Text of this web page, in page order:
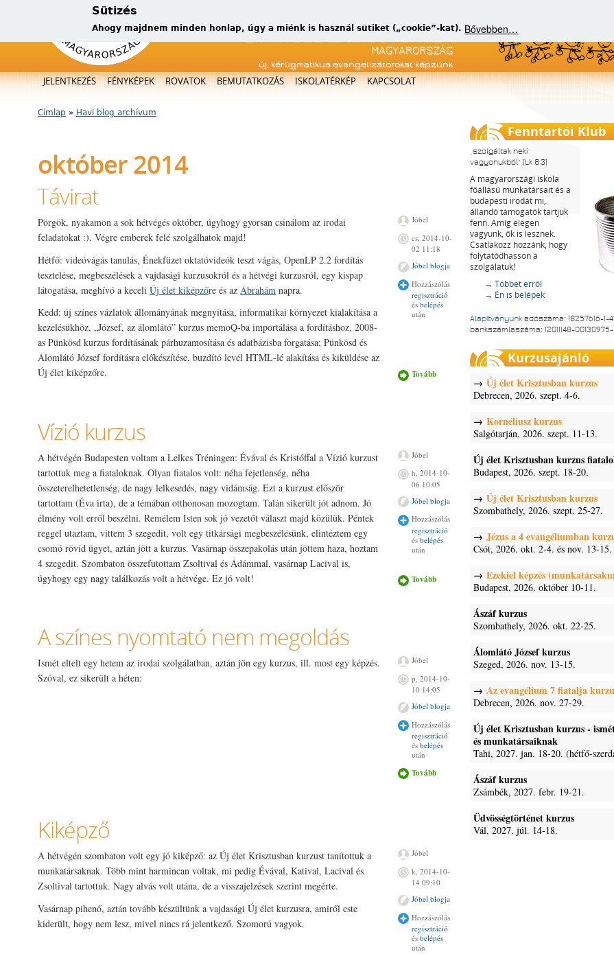
Sütizés
Ahogy majdnem minden honlap, úgy a miénk is használ sütiket („cookie”-kat). Bővebben…
új, kérügmatikus evangelizátorokat képzünk
Főmenü
JELENTKEZÉS FÉNYKÉPEK ROVATOK BEMUTATKOZÁS ISKOLATÉRKÉP KAPCSOLAT
Jelenlegi hely
Címlap » Havi blog archívum
október 2014
Távirat
Pörgök, nyakamon a sok hétvégés október, úgyhogy gyorsan csinálom az irodai
feladatokat :). Végre emberek felé szolgálhatok majd!
Hétfő: videóvágás tanulás, Énekfüzet oktatóvideók teszt vágás, OpenLP 2.2 fordítás
tesztelése, megbeszélések a vajdasági kurzusokról és a hétvégi kurzusról, egy kispap
látogatása, meghívó a keceli Új élet kiképzőre és az Ábrahám napra.
Kedd: új színes vázlatok állományának megnyitása, informatikai környezet kialakítása a
kezelésükhöz, „József, az álomlátó” kurzus memoQ-ba importálása a fordításhoz, 2008-
as Pünkösd kurzus fordításának párhuzamosítása és adatbázisba forgatása; Pünkösd és
Álomlátó József fordításra előkészítése, buzdító levél HTML-lé alakítása és kiküldése az
Új élet kiképzőre.
Jóbel
cs, 2014-10-
02 11:18
Tovább
tartalommal
kapcsolatosan
Jóbel blogja
Hozzászólás
regisztráció
és belépés
után
Vízió kurzus
A hétvégén Budapesten voltam a Lelkes Tréningen: Évával és Kristóffal a Vízió kurzust
tartottuk meg a fiataloknak. Olyan fiatalos volt: néha fejetlenség, néha
összeterelhetetlenség, de nagy lelkesedés, nagy vidámság. Ezt a kurzust először
tartottam (Éva írta), de a témában otthonosan mozogtam. Talán sikerült jót adnom. Jó
élmény volt erről beszélni. Remélem Isten sok jó vezetőt választ majd közülük. Péntek
reggel utaztam, vittem 3 szegedit, volt egy titkársági megbeszélésünk, elintéztem egy
csomó rövid ügyet, aztán jött a kurzus. Vasárnap összepakolás után jöttem haza, hoztam
4 szegedit. Szombaton összefutottam Zsoltival és Ádámmal, vasárnap Lacival is,
úgyhogy egy nagy találkozás volt a hétvége. Ez jó volt!
Jóbel
h, 2014-10-
06 10:05
Tovább Vízió kurzus
tartalommal
Jóbel blogja
Hozzászólás
regisztráció
és belépés
után
A színes nyomtató nem megoldás
Ismét eltelt egy hetem az irodai szolgálatban, aztán jön egy kurzus, ill. most egy képzés.
Szóval, ez sikerült a héten:
Jóbel
p, 2014-10-
10 14:05
Tovább
nem megoldás
kapcsolatosan
Jóbel blogja
Hozzászólás
regisztráció
és belépés
után
Kiképző
A hétvégén szombaton volt egy jó kiképző: az Új élet Krisztusban kurzust tanítottuk a
munkatársaknak. Több mint harmincan voltak, mi pedig Évával, Katival, Lacival és
Zsoltival tartottuk. Nagy alvás volt utána, de a visszajelzések szerint megérte.
Vasárnap pihenő, aztán tovább készültünk a vajdasági Új élet kurzusra, amiről este
kiderült, hogy nem lesz, mivel nincs rá jelentkező. Szomorú vagyok.
Jóbel
k, 2014-10-
14 09:10
Jóbel blogja
Hozzászólás
regisztráció
és belépés
után
Fenntartói Klub
szolgáltak neki
vagyonukból
(Lk 8,3)
A magyarországi iskola
főállású munkatársait és a
budapesti irodát mi,
állandó támogatók tartjuk
fenn. Amíg elegen
vagyunk, ők is lesznek.
Csatlakozz hozzánk, hogy
folytatódhasson a
szolgálatuk!
→ Többet erről
→ Én is belépek
Alapítványunk adószáma: 18257616-1-
bankszámlaszáma: 12011148-
Kurzusajánló
Új élet Krisztusban kurzus
Debrecen, 2026. szept. 4-6.
Kornéliusz kurzus
Salgótarján, 2026. szept. 11-13.
Új élet Krisztusban kurzus
Budapest, 2026. szept. 18-20.
Új élet Krisztusban kurzus
Szombathely, 2026. szept. 25-27.
Jézus a 4 evangéliumban
Csót, 2026. okt. 2-4. és nov. 13-15.
Ezekiel képzés
Budapest, 2026. október 10-11.
Ászáf kurzus
Szombathely, 2026. okt. 22-25.
Álomlátó József kurzus
Szeged, 2026. nov. 13-15.
Az evangélium 7 fiatalja
Debrecen, 2026. nov. 27-29.
Új élet Krisztusban kurzus -
és munkatársaiknak
Tahi, 2027. jan. 18-20. (hétfő-
Ászáf kurzus
Zsámbék, 2027. febr. 19-21.
Üdvösségtörténet kurzus
Vál, 2027. júl. 14-18.